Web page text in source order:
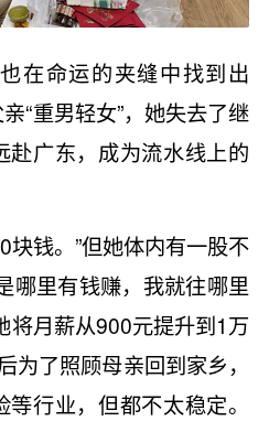
在命运的夹缝中找到出
“重男轻女”，她失去了继
赴广东，成为流水线上的
块钱。”但她体内有一股不
哪里有钱赚，我就往哪里
将月薪从900元提升到1万
为了照顾母亲回到家乡，
行业，但都不太稳定。